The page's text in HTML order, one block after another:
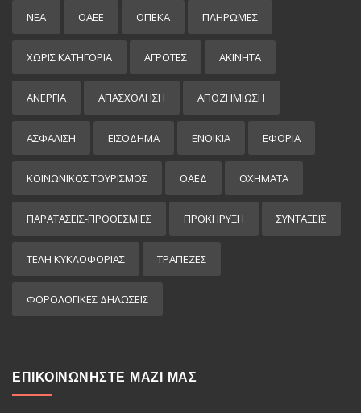
ΝΕΑ ΟΑΕΕ ΟΠΕΚΑ ΠΛΗΡΩΜΕΣ
ΧΩΡΊΣ ΚΑΤΗΓΟΡΊΑ ΑΓΡΟΤΕΣ ΑΚΙΝΗΤΑ
ΑΝΕΡΓΙΑ ΑΠΑΣΧΟΛΗΣΗ ΑΠΟΖΗΜΙΩΣΗ
ΑΣΦΑΛΙΣΗ ΕΙΣΌΔΗΜΑ ΕΝΟΙΚΙΑ ΕΦΟΡΙΑ
ΚΟΙΝΩΝΙΚΟΣ ΤΟΥΡΙΣΜΟΣ ΟΑΕΔ ΟΧΗΜΑΤΑ
ΠΑΡΑΤΑΣΕΙΣ-ΠΡΟΘΕΣΜΙΕΣ ΠΡΟΚΉΡΥΞΗ ΣΥΝΤΑΞΕΙΣ
ΤΕΛΗ ΚΥΚΛΟΦΟΡΙΑΣ ΤΡΑΠΕΖΕΣ
ΦΟΡΟΛΟΓΙΚΕΣ ΔΗΛΩΣΕΙΣ
ΕΠΙΚΟΙΝΩΝΗΣΤΕ ΜΑΖΙ ΜΑΣ